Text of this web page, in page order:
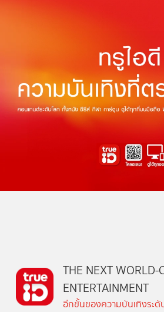
THE NEXT WORLD-
ENTERTAINMENT
อีกขั้นของความบันเทิงระ